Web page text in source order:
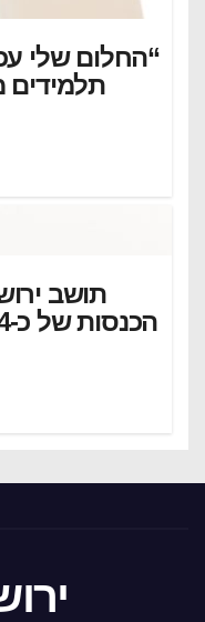
“החלום שלי
תלמידים
תושב